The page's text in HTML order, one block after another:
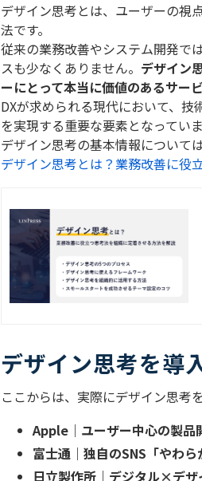
デザイン思考とは、ユーザーの視
法です。
従来の業務改善やシステム開発で
スも少なくありません。 デザイン
ーにとって本当に価値のあるサー
DXが求められる現代において、技
を実現する重要な要素となっていま
デザイン思考の基本情報について
デザイン思考とは？業務改善に役
デザイン思考を導
ここからは、実際にデザイン思考
Apple ｜ユーザー中心の製
富士通｜独自のSNS 「やわ
日立製作所｜デジタル×デ